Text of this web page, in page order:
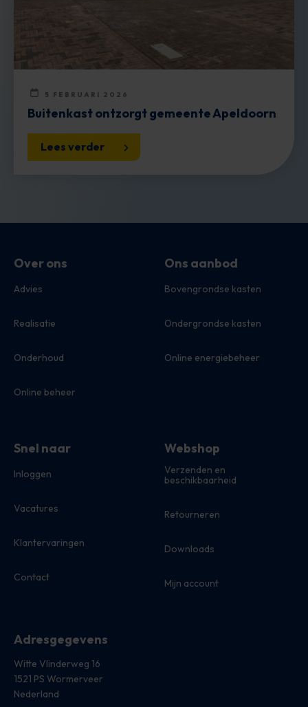
Buitenkast ontzorgt gemeente Apeldoorn
5 FEBRUARI 2026
Lees verder
Over ons
Advies
Realisatie
Onderhoud
Online beheer
Ons aanbod
Bovengrondse kasten
Ondergrondse kasten
Online energiebeheer
Snel naar
Inloggen
Vacatures
Klantervaringen
Contact
Webshop
Verzenden en
beschikbaarheid
Retourneren
Downloads
Mijn account
Adresgegevens
Witte Vlinderweg 16
1521 PS Wormerveer
Nederland